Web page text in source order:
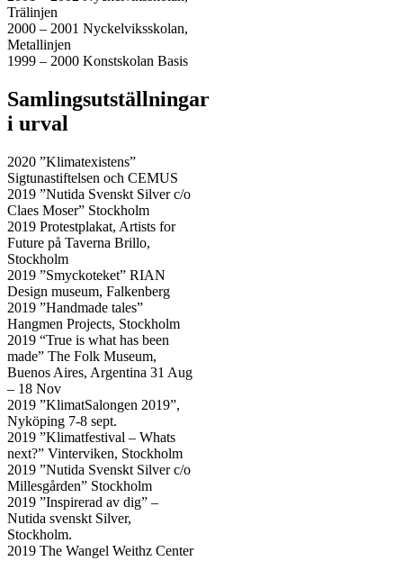
Trälinjen
2000 – 2001 Nyckelviksskolan,
Metallinjen
1999 – 2000 Konstskolan Basis
Samlingsutställningar
i urval
2020 ”Klimatexistens”
Sigtunastiftelsen och CEMUS
2019 ”Nutida Svenskt Silver c/o
Claes Moser” Stockholm
2019 Protestplakat, Artists for
Future på Taverna Brillo,
Stockholm
2019 ”Smyckoteket” RIAN
Design museum, Falkenberg
2019 ”Handmade tales”
Hangmen Projects, Stockholm
2019 “True is what has been
made” The Folk Museum,
Buenos Aires, Argentina 31 Aug
– 18 Nov
2019 ”KlimatSalongen 2019”,
Nyköping 7-8 sept.
2019 ”Klimatfestival – Whats
next?” Vinterviken, Stockholm
2019 ”Nutida Svenskt Silver c/o
Millesgården” Stockholm
2019 ”Inspirerad av dig” –
Nutida svenskt Silver,
Stockholm.
2019 The Wangel Weithz Center